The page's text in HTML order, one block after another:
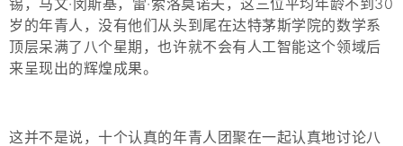
岁的年青人，没有他们从头到尾在达特茅斯学院的数学系
顶层呆满了八个星期，也许就不会有人工智能这个领域后
来呈现出的辉煌成果。
这并不是说，十个认真的年青人团聚在一起认真地讨论八